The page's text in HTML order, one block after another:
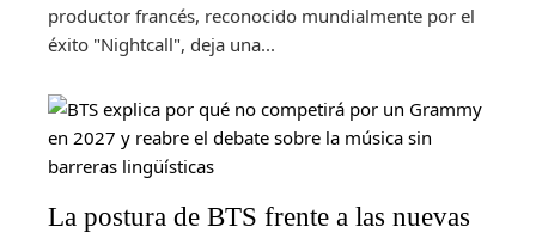
productor francés, reconocido mundialmente por el
éxito "Nightcall", deja una...
La postura de BTS frente a las nuevas